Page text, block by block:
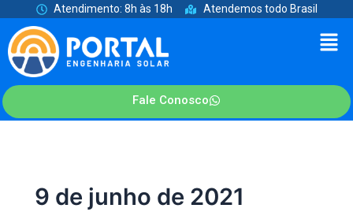
para
conteúdo
Atendimento: 8h às 18h Atendemos todo Brasil
Fale Conosco
9 de junho de 2021